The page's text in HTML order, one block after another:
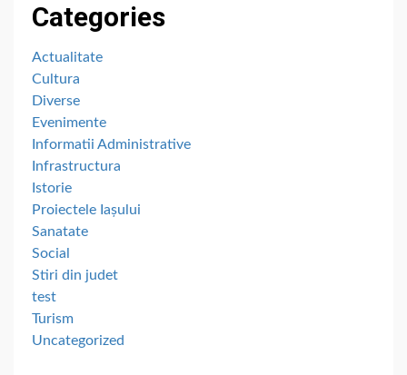
Categories
Actualitate
Cultura
Diverse
Evenimente
Informatii Administrative
Infrastructura
Istorie
Proiectele Iașului
Sanatate
Social
Stiri din judet
test
Turism
Uncategorized